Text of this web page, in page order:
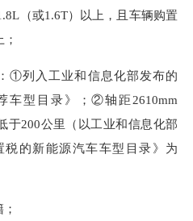
（或1.6T）以上，且车辆购置
列入工业和信息化部发布的
车型目录》；②轴距2610mm
于200公里（以工业和信息化部
的新能源汽车车型目录》为